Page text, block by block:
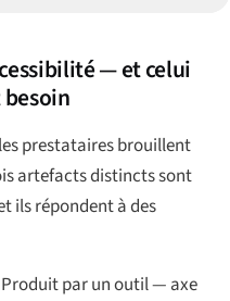
— et celui
prestataires brouillent
artefacts distincts sont
ils répondent à des
Produit par un outil — axe